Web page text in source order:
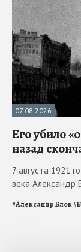
07.08.2026
Его убило
назад
7 августа 1921
века Александр
#Александр Блок#